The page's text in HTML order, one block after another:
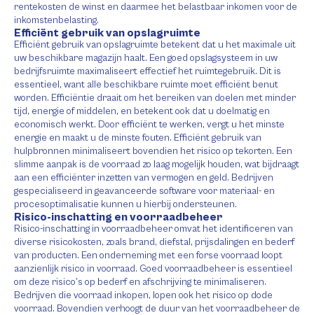
rentekosten de winst en daarmee het belastbaar inkomen voor de
inkomstenbelasting.
Efficiënt gebruik van opslagruimte
Efficiënt gebruik van opslagruimte betekent dat u het maximale uit
uw beschikbare magazijn haalt. Een goed opslagsysteem in uw
bedrijfsruimte maximaliseert effectief het ruimtegebruik. Dit is
essentieel, want alle beschikbare ruimte moet efficiënt benut
worden. Efficiëntie draait om het bereiken van doelen met minder
tijd, energie of middelen, en betekent ook dat u doelmatig en
economisch werkt. Door efficiënt te werken, vergt u het minste
energie en maakt u de minste fouten. Efficiënt gebruik van
hulpbronnen minimaliseert bovendien het risico op tekorten. Een
slimme aanpak is de voorraad zo laag mogelijk houden, wat bijdraagt
aan een efficiënter inzetten van vermogen en geld. Bedrijven
gespecialiseerd in geavanceerde software voor materiaal- en
procesoptimalisatie kunnen u hierbij ondersteunen.
Risico-inschatting en voorraadbeheer
Risico-inschatting in voorraadbeheer omvat het identificeren van
diverse risicokosten, zoals brand, diefstal, prijsdalingen en bederf
van producten. Een onderneming met een forse voorraad loopt
aanzienlijk risico in voorraad. Goed voorraadbeheer is essentieel
om deze risico’s op bederf en afschrijving te minimaliseren.
Bedrijven die voorraad inkopen, lopen ook het risico op dode
voorraad. Bovendien verhoogt de duur van het voorraadbeheer de